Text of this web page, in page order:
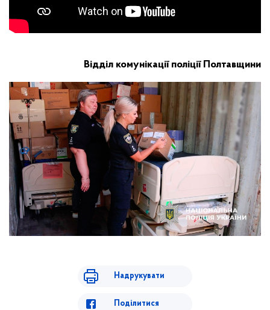
Відділ комунікації поліції Полтавщини
Надрукувати
Поділитися